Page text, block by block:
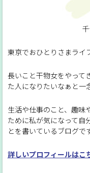
東京でおひとりさまライ
長いこと干物女をやって
た人になりたいなぁと一
生活や仕事のこと、趣味
ために私が気になって自
とを書いているブログで
詳しいプロフィールは